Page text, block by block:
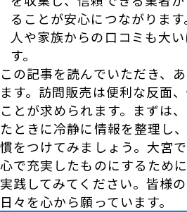
ることが安心につながりま
人や家族からの口コミも大
す。
この記事を読んでいただき、
ます。訪問販売は便利な反面
ことが求められます。まずは
たときに冷静に情報を整理し
慣をつけてみましょう。大宮
心で充実したものにするため
実践してみてください。皆様
日々を心から願っています。